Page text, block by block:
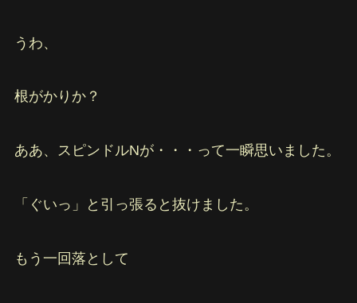
うわ、
根がかりか？
ああ、スピンドルNが・・・って一瞬思いました。
「ぐいっ」と引っ張ると抜けました。
もう一回落として